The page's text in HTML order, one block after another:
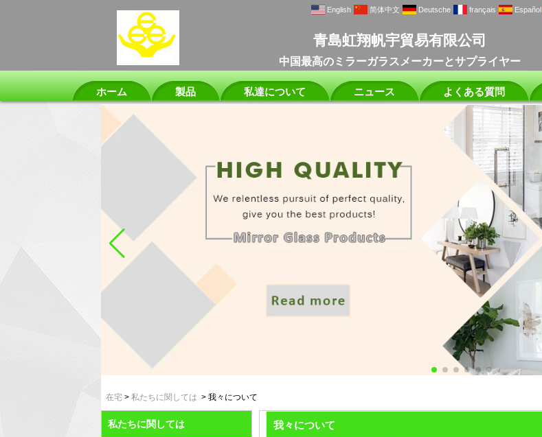
青島虹翔帆宇貿易有限公司
中国最高のミラーガラスメーカーとサプライヤー
English 简体中文 Deutsche français Español
ホーム 製品 私達について ニュース よくある質問
在宅 > 私たちに関しては > 我々について
私たちに関しては 我々について